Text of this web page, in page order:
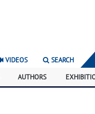
VIDEOS SEARCH
AUTHORS